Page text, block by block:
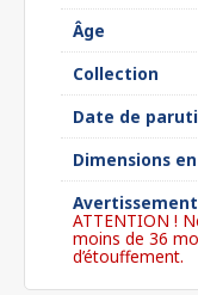
Âge
Collection
Date de
Dimensions
Avertissement
ATTENTION !
moins de 36
d’étouffement.